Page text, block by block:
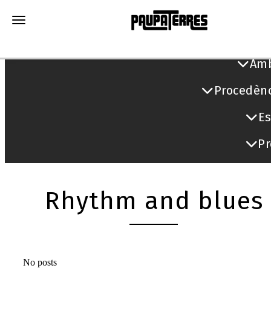
Toggle navigation
Rhythm and blues
No posts